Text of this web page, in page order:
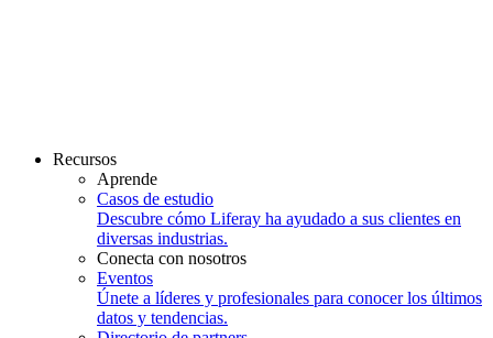
Recursos
Aprende
Casos de estudio
Descubre cómo Liferay ha ayudado a sus clientes en
diversas industrias.
Conecta con nosotros
Eventos
Únete a líderes y profesionales para conocer los últimos
datos y tendencias.